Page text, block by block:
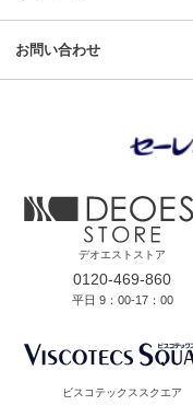
お問い合わせ
デオエストストア
0120-469-860
平日 9：00-17：00
ビスコテックススクエア